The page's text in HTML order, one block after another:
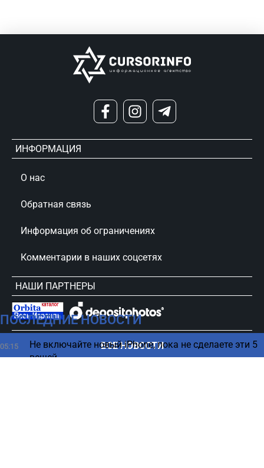
ПОСЛЕДНИЕ НОВОСТИ
05:15
Не включайте новый iPhone, пока не сделаете эти 5
вещей
ВСЕ НОВОСТИ
ИНФОРМАЦИЯ
О нас
Обратная связь
Информация об ограничениях
Комментарии в наших соцсетях
НАШИ ПАРТНЕРЫ
сursorinfo.co.il © Все права защищены